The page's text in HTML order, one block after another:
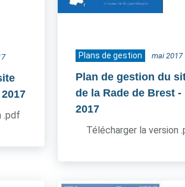
2017
.pdf
Plans de gestion mai 2017
Plan de gestion du
de la Rade de Brest -
2017
Télécharger la version